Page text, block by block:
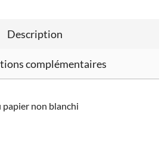
Description
complémentaires
non blanchi